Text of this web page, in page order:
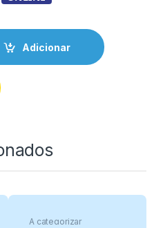
Adicionar
A categorizar